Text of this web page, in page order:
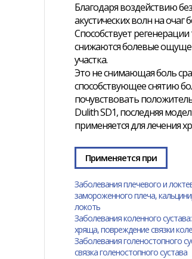
Благодаря воздействию
акустических волн на очаг
Способствует
снижаются болевые
участка.
Это не снимающая боль
способствующее снятию
почувствовать
Dulith SD1, последняя
применяется для лечения
Применяется при
Заболевания плечевого и
замороженного плеча,
локоть
Заболевания коленного
хряща, повреждение связки
Заболевания голеностопного
связка голеностопного сустава